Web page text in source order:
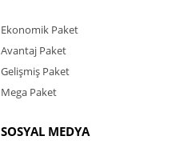
Ekonomik Paket
Avantaj Paket
Gelişmiş Paket
Mega Paket
SOSYAL MEDYA